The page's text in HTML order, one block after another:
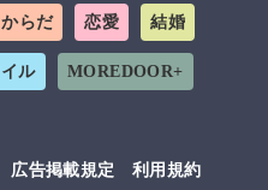
からだ 恋愛 結婚
ル MOREDOOR+
広告掲載規定 利用規約